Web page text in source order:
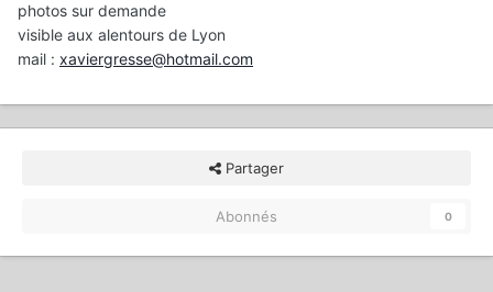
photos sur demande
visible aux alentours de Lyon
mail : xaviergresse@hotmail.com
Partager
Abonnés 0